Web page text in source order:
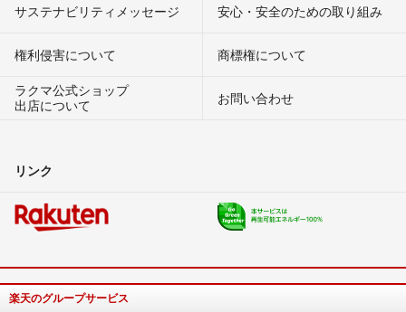
サステナビリティメッセージ 安心・安全のための取り組み
権利侵害について
商標権について
ラクマ公式ショップ
出店について
お問い合わせ
リンク
楽天のグループサービス